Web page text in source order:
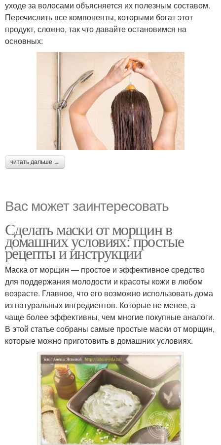
уходе за волосами объясняется их полезным составом.
Перечислить все компоненты, которыми богат этот
продукт, сложно, так что давайте остановимся на
основных:
читать дальше →
Вас может заинтересовать
Сделать маски от морщин в
домашних условиях: простые
рецепты и инструкции
Маска от морщин — простое и эффективное средство
для поддержания молодости и красоты кожи в любом
возрасте. Главное, что его возможно использовать дома
из натуральных ингредиентов. Которые не менее, а
чаще более эффективны, чем многие покупные аналоги.
В этой статье собраны самые простые маски от морщин,
которые можно приготовить в домашних условиях.